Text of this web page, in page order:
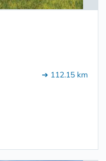
➔ 112.15 km